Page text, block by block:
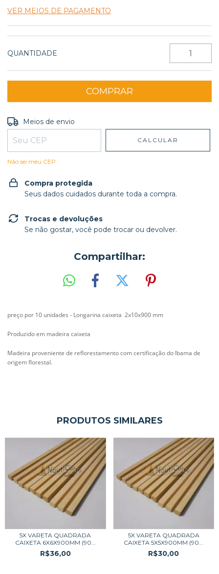
VER MEIOS DE PAGAMENTO
QUANTIDADE
Entregas para o CEP:
Meios de envio
CALCULAR
Não sei meu CEP
Compra protegida
Seus dados cuidados durante toda a compra.
Trocas e devoluções
Se não gostar, você pode trocar ou devolver.
Compartilhar:
preço por 10 unidades - Longarina caixeta 2x10x900 mm
Produzido em madeira caixeta
Madeira proveniente de reflorestamento com certificação do Ibama de
origem florestal.
PRODUTOS SIMILARES
5X VARETA QUADRADA
CAIXETA 6X6X900MM (90...
R$36,00
5X VARETA QUADRADA
CAIXETA 5X5X900MM (90...
R$30,00